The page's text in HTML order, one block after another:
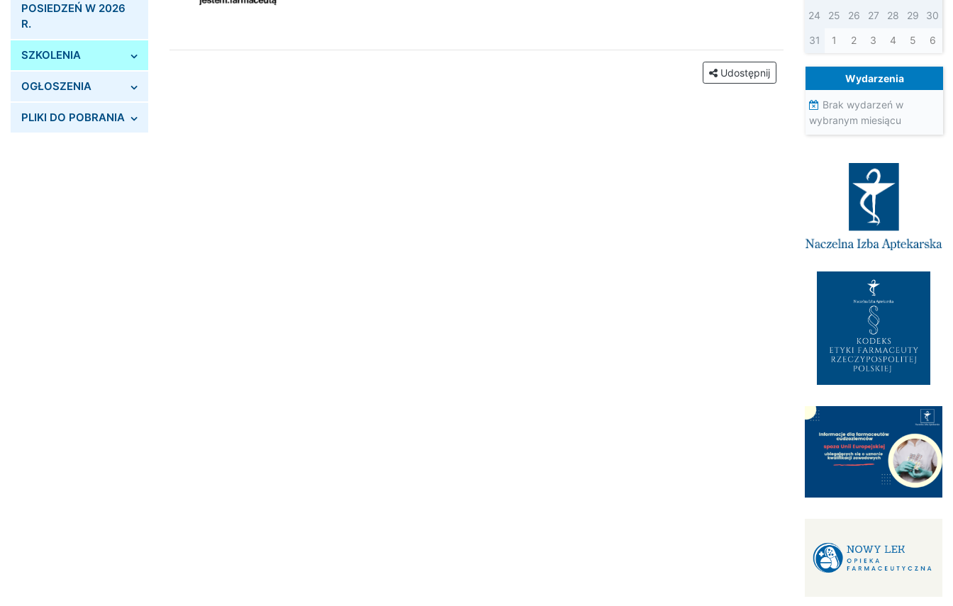
POSIEDZEŃ W 2026
R.
SZKOLENIA
OGŁOSZENIA
PLIKI DO POBRANIA
Udostępnij
24 25 26 27 28 29 30
31 1 2 3 4 5 6
Wydarzenia
Brak wydarzeń w
wybranym miesiącu